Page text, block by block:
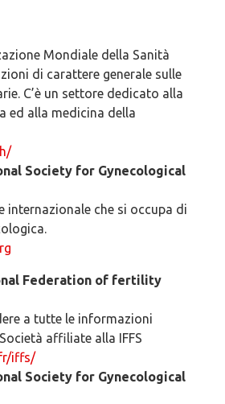
Mondiale della Sanità
di carattere generale sulle
C’è un settore dedicato alla
ed alla medicina della
Society for Gynecological
internazionale che si occupa di
Federation of fertility
a tutte le informazioni
affiliate alla IFFS
iffs/
Society for Gynecological